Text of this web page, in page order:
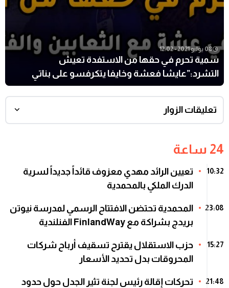
08 يوليو 2021 - 12:02
سمية تحرم في حقها من الاستفدة تعيش
التشرد:”عايشا فعشة وخايفا يتكرفسو على بناتي
وملقيا مناكلو
تعليقات الزوار
24 ساعة
10:32
تعيين الرائد مهدي معزوف قائداً جديداً لسرية
الدرك الملكي بالمحمدية
23:08
المحمدية تحتضن الافتتاح الرسمي لمدرسة نيوتن
بريدج بشراكة مع FinlandWay الفنلندية
15:27
حزب الاستقلال يقترح تسقيف أرباح شركات
المحروقات بدل تحديد الأسعار
21:48
تحركات إقالة رئيس لجنة تثير الجدل حول حدود